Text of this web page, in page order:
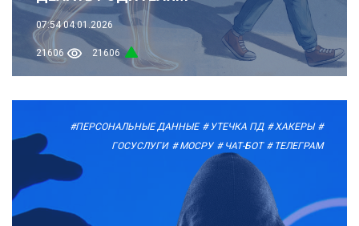
07:54 04.01.2026
21606 21606
#ПЕРСОНАЛЬНЫЕ ДАННЫЕ # УТЕЧКА ПД # ХАКЕРЫ #
ГОСУСЛУГИ # МОСРУ # ЧАТ-БОТ # ТЕЛЕГРАМ